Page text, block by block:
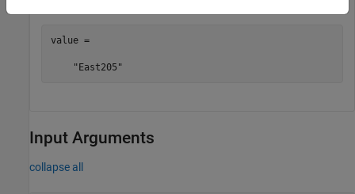
value =
    "East205"
Input Arguments
collapse all